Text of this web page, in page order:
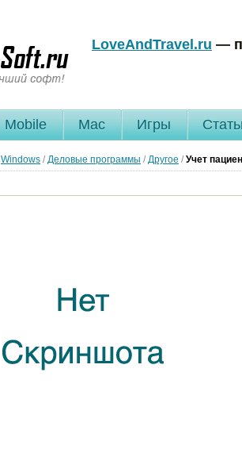
LoveAndTravel.ru —
Mobile Mac Игры
Windows / Деловые программы / Другое / Учет